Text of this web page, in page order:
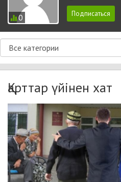
0
Қарттар үйінен хат